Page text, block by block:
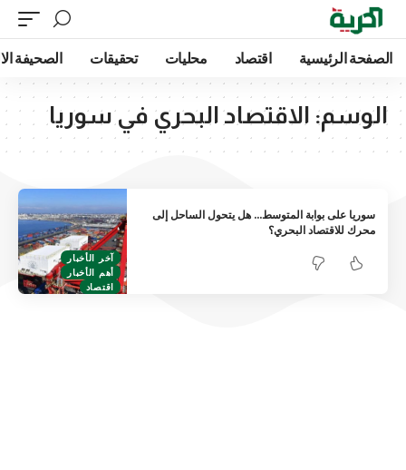
الصفحة الرئيسية اقتصاد محليات تحقيقات الصحيفة
الوسم: الاقتصاد البحري في سوريا
آخر الأخبار
أهم الأخبار
اقتصاد
سوريا على بوابة المتوسط… هل يتحول الساحل إلى
محرك للاقتصاد البحري؟